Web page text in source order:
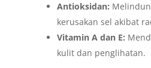
Antioksidan:
kerusakan sel akibat
Vitamin A dan E:
kulit dan penglihatan.